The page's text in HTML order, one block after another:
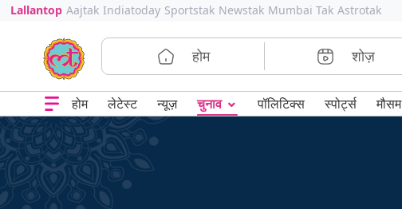
Lallantop Aajtak Indiatoday Sportstak Newstak Mumbai Tak Astrotak
होम शोज़
होम लेटेस्ट न्यूज़ चुनाव ⌄ पॉलिटिक्स स्पोर्ट्स मौसम